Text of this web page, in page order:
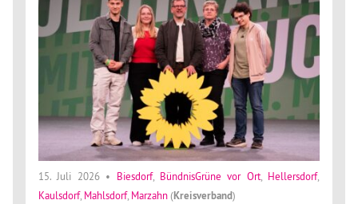
15. Juli 2026• Biesdorf, BündnisGrüne vor Ort, Hellersdorf,
Kaulsdorf, Mahlsdorf, Marzahn (Kreisverband)